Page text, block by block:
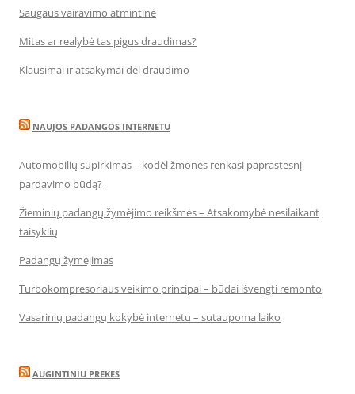
Saugaus vairavimo atmintinė
Mitas ar realybė tas pigus draudimas?
Klausimai ir atsakymai dėl draudimo
NAUJOS PADANGOS INTERNETU
Automobilių supirkimas – kodėl žmonės renkasi paprastesnį
pardavimo būdą?
Žieminių padangų žymėjimo reikšmės – Atsakomybė nesilaikant
taisyklių
Padangų žymėjimas
Turbokompresoriaus veikimo principai – būdai išvengti remonto
Vasarinių padangų kokybė internetu – sutaupoma laiko
AUGINTINIU PREKES